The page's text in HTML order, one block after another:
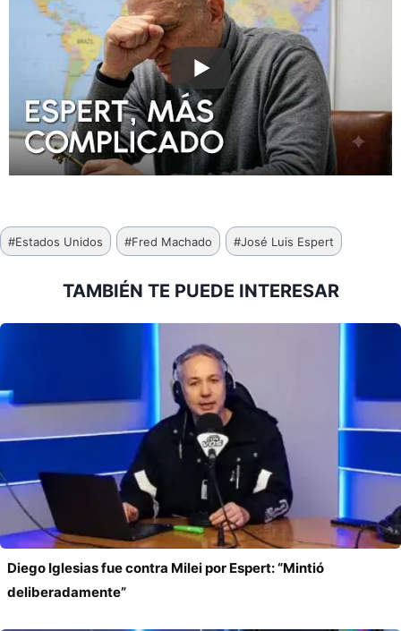
Etiquetas
de
#Estados Unidos #Fred Machado #José Luis Espert
TAMBIÉN TE PUEDE INTERESAR
Diego Iglesias fue contra Milei por Espert: “Mintió
deliberadamente”